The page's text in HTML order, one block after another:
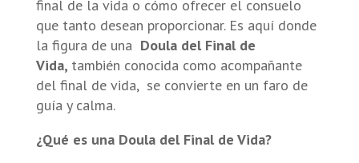
final de la vida o cómo ofrecer el consuelo
que tanto desean proporcionar. Es aquí donde
la figura de una Doula del Final de
Vida, también conocida como acompañante
del final de vida, se convierte en un faro de
guía y calma.
¿Qué es una Doula del Final de Vida?